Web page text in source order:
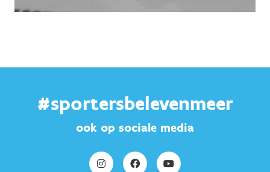
#sportersbelevenmeer
ook op sociale media